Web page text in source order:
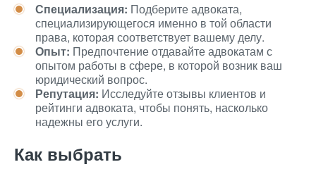
Специализация: Подберите адвоката,
специализирующегося именно в той области
права, которая соответствует вашему делу.
Опыт: Предпочтение отдавайте адвокатам с
опытом работы в сфере, в которой возник ваш
юридический вопрос.
Репутация: Исследуйте отзывы клиентов и
рейтинги адвоката, чтобы понять, насколько
надежны его услуги.
Как выбрать